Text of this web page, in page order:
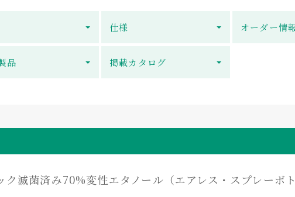
仕様 オーダー情
品 掲載カタログ
ク滅菌済み70%変性エタノール（エアレス・スプレーボト